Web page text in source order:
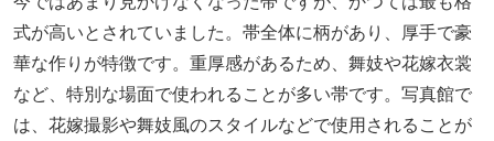
式が高いとされていました。帯全体に柄があり、厚手で豪
華な作りが特徴です。重厚感があるため、舞妓や花嫁衣裳
など、特別な場面で使われることが多い帯です。写真館で
は、花嫁撮影や舞妓風のスタイルなどで使用されることが